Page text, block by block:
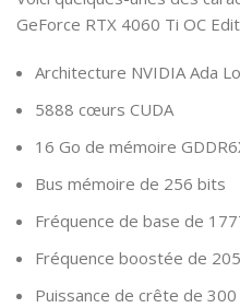
GeForce RTX 4060 Ti OC
Architecture NVIDIA Ada
5888 cœurs CUDA
16 Go de mémoire
Bus mémoire de 256 bits
Fréquence de base de
Fréquence boostée de
Puissance de crête de 300